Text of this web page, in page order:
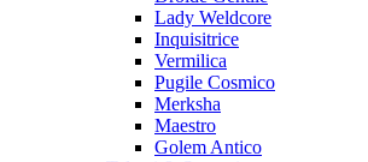
Lady Weldcore
Inquisitrice
Vermilica
Pugile Cosmico
Merksha
Maestro
Golem Antico